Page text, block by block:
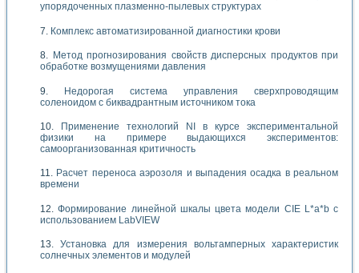
упорядоченных плазменно-пылевых структурах
Комплекс автоматизированной диагностики крови
Метод прогнозирования свойств дисперсных продуктов при
обработке возмущениями давления
Недорогая система управления сверхпроводящим
соленоидом с биквадрантным источником тока
Применение технологий NI в курсе экспериментальной
физики на примере выдающихся экспериментов:
самоорганизованная критичность
Расчет переноса аэрозоля и выпадения осадка в реальном
времени
Формирование линейной шкалы цвета модели CIE L*a*b с
использованием LabVIEW
Установка для измерения вольтамперных характеристик
солнечных элементов и модулей